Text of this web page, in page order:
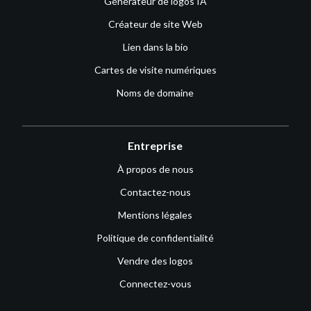
Créateur de site Web
Lien dans la bio
Cartes de visite numériques
Noms de domaine
Entreprise
À propos de nous
Contactez-nous
Mentions légales
Politique de confidentialité
Vendre des logos
Connectez-vous